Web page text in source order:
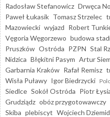
Radosław Stefanowicz Drwęca
Paweł Łukasik Tomasz Strzelec
Mazowiecki wyjazd Robert
Vęgoria Węgorzewo budowa
Pruszków Ostróda PZPN Stal
Nidzica Błękitni Pasym Artur
Garbarnia Kraków Rafał Remisz
Wisła Puławy Igor Biedrzycki
Siedlce Sokół Ostróda Piotr
Grudziądz obóz przygotowawczy
Skiba plebiscyt Wojciech